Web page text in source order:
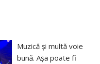
Muzică și multă voie
bună. Așa poate fi